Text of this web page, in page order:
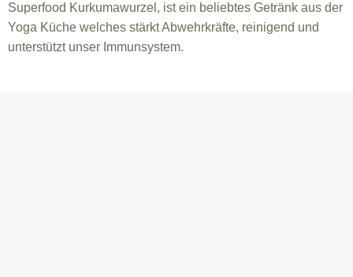
Superfood Kurkumawurzel, ist ein beliebtes Getränk aus der
Yoga Küche welches stärkt Abwehrkräfte, reinigend und
unterstützt unser Immunsystem.